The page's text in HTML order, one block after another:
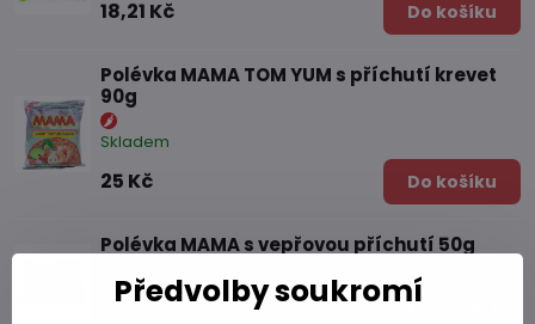
18,21 Kč Do košíku
Polévka MAMA TOM YUM s příchutí krevet
90g
Skladem
25 Kč Do košíku
Polévka MAMA s vepřovou příchutí 50g
17,12 Kč Do košíku
Předvolby soukromí